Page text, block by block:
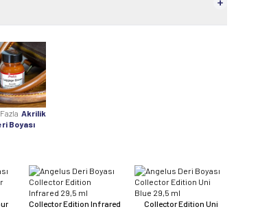
Akrilik
Boyası
Collector Edition Infrared Collector Edition Uni